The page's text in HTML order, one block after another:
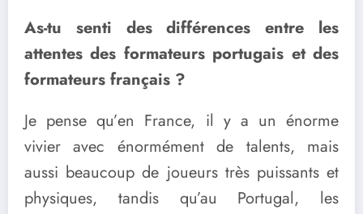
As-tu senti des différences entre les
attentes des formateurs portugais et des
formateurs français ?
Je pense qu’en France, il y a un énorme
vivier avec énormément de talents, mais
aussi beaucoup de joueurs très puissants et
physiques, tandis qu’au Portugal, les